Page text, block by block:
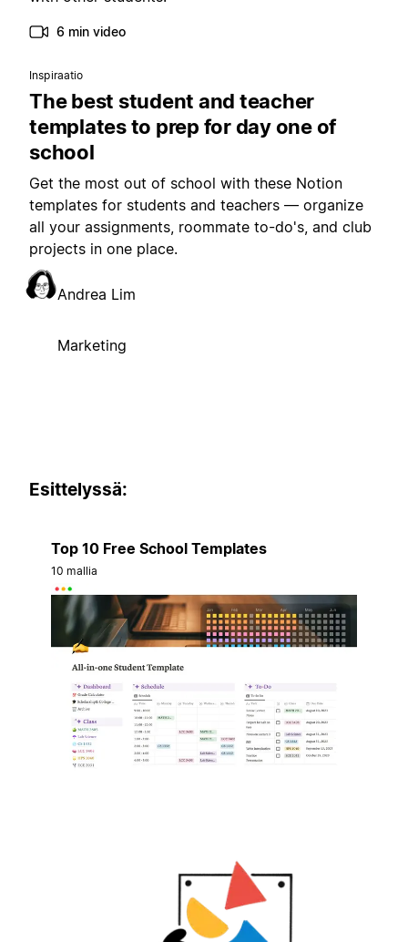
6 min video
Inspiraatio
The best student and teacher
templates to prep for day one of
school
Get the most out of school with these Notion
templates for students and teachers — organize
all your assignments, roommate to-do's, and club
projects in one place.
Andrea Lim
Marketing
Esittelyssä:
Top 10 Free School Templates
10 mallia